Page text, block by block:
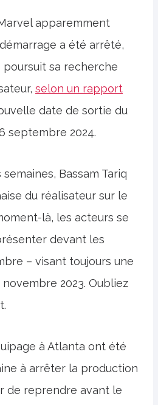
apparemment
a été arrêté,
sa recherche
selon un rapport
date de sortie du
septembre 2024.
Bassam Tariq
du réalisateur sur le
là, les acteurs se
devant les
– visant toujours une
2023. Oubliez
à Atlanta ont été
à arrêter la production
de reprendre avant le